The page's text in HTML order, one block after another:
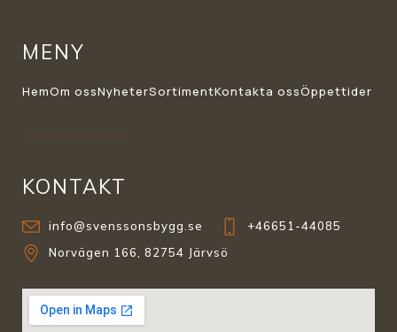
MENY
HemOm ossNyheterSortimentKontakta ossÖppettider
KONTAKT
info@svenssonsbygg.se
+46651-44085
Norvägen 166, 82754 Järvsö